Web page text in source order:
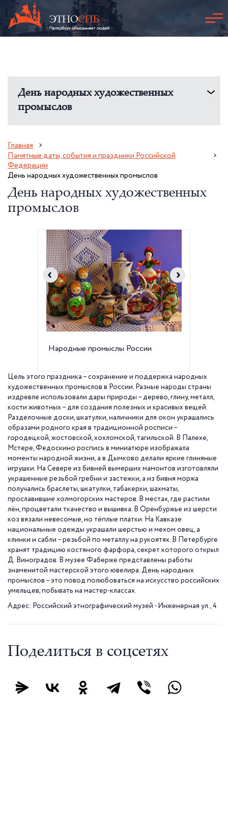
День народных художественных
промыслов
Главная
Памятные даты, события и праздники Российской
Федерации
День народных художественных промыслов
День народных художественных
промыслов
Народные промыслы России
Цель этого праздника – сохранение и поддержка народных
художественных промыслов в России. Разные народы страны
издревле использовали дары природы – дерево, глину, металл,
кости животных – для создания полезных и красивых вещей.
Разделочные доски, шкатулки, наличники для окон украшались
образами родного края в традиционной росписи –
городецкой, жостовской, хохломской, тагильской. В Палехе,
Мстере, Федоскино роспись в миниатюре изображала
моменты народной жизни, а в Дымково делали яркие глиняные
игрушки. На Севере из бивней вымерших мамонтов изготовляли
украшенные резьбой гребни и застежки, а из бивня моржа
получались браслеты, шкатулки, табакерки, шахматы,
прославившие холмогорских мастеров. В местах, где растили
лён, процветали ткачество и вышивка. В Оренбуржье из шерсти
коз вязали невесомые, но тёплые платки. На Кавказе
национальные одежды украшали шерстью и мехом овец, а
клинки и сабли – резьбой по металлу на рукоятях. В Петербурге
хранят традицию костяного фарфора, секрет которого открыл
Д. Виноградов. В музее Фаберже представлены работы
знаменитой мастерской этого ювелира. День народных
промыслов – это повод полюбоваться на искусство российских
умельцев, побывать на мастер-классах.
Адрес: Российский этнографический музей - Инженерная ул., 4
Поделиться в соцсетях